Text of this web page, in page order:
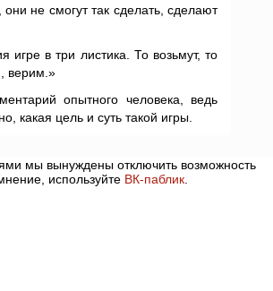
не смогут так сделать, сделают
игре в три листика. То возьмут, то
верим.»
опытного человека, ведь
какая цель и суть такой игры.
мы вынуждены отключить возможность
используйте ВК-паблик